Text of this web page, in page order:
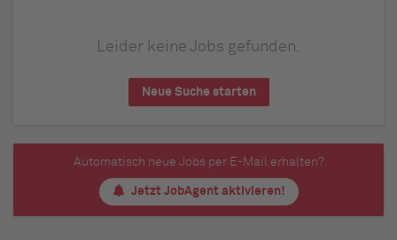
Leider keine Jobs gefunden.
Neue Suche starten
Automatisch neue Jobs per E-Mail erhalten?
Jetzt JobAgent aktivieren!